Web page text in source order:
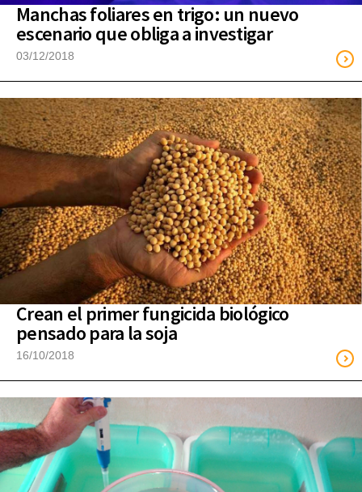
Manchas foliares en trigo: un nuevo
escenario que obliga a investigar
03/12/2018
Crean el primer fungicida biológico
pensado para la soja
16/10/2018